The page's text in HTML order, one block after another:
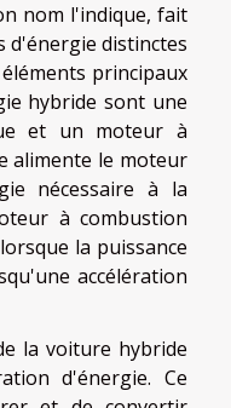
nom l'indique, fait
d'énergie distinctes
principaux
hybride sont une
et un moteur à
alimente le moteur
nécessaire à la
à combustion
la puissance
accélération
la voiture hybride
d'énergie. Ce